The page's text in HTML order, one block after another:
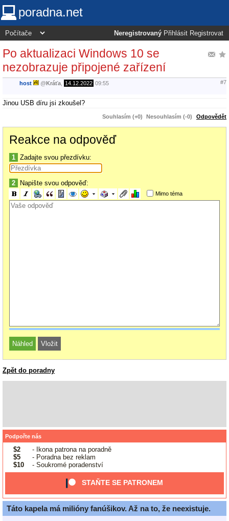
poradna.net
Neregistrovaný Přihlásit Registrovat
Po aktualizaci Windows 10 se
nezobrazuje připojené zařízení
host @Kráťa 14.12.2022 09:55 #7
Jinou USB díru jsi zkoušel?
Souhlasím (+0) Nesouhlasím (-0) Odpovědět
Reakce na odpověď
1 Zadajte svou přezdívku:
2 Napište svou odpověď:
Mimo téma
Zpět do poradny
Podpořte nás
$2
- Ikona patrona na poradně
$5
- Poradna bez reklam
$10
- Soukromé poradenství
STAŇTE SE PATRONEM
Táto kapela má milióny fanúšikov. Až na to, že neexistuje.